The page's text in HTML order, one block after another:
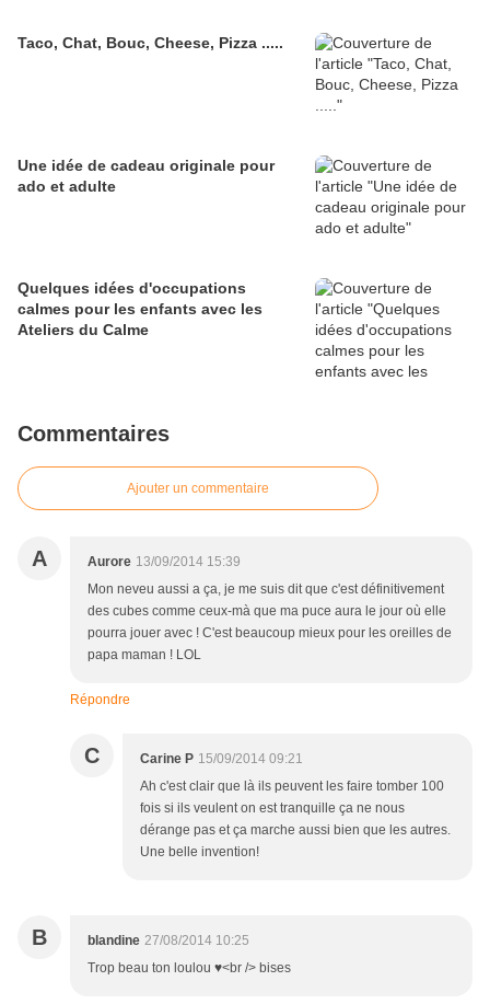
Taco, Chat, Bouc, Cheese, Pizza .....
Une idée de cadeau originale pour
ado et adulte
Quelques idées d'occupations
calmes pour les enfants avec les
Ateliers du Calme
Commentaires
Ajouter un commentaire
A Aurore 13/09/2014 15:39
Mon neveu aussi a ça, je me suis dit que c'est définitivement
des cubes comme ceux-mà que ma puce aura le jour où elle
pourra jouer avec ! C'est beaucoup mieux pour les oreilles de
papa maman ! LOL
Répondre
C Carine P 15/09/2014 09:21
Ah c'est clair que là ils peuvent les faire tomber 100
fois si ils veulent on est tranquille ça ne nous
dérange pas et ça marche aussi bien que les autres.
Une belle invention!
B blandine 27/08/2014 10:25
Trop beau ton loulou ♥<br /> bises